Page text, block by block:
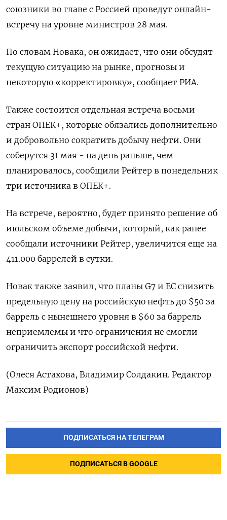
союзники во главе с Россией проведут онлайн-
встречу на уровне министров 28 мая.
По словам Новака, он ожидает, что они обсудят
текущую ситуацию на рынке, прогнозы и
некоторую «корректировку», сообщает РИА.
Также состоится отдельная встреча восьми
стран ОПЕК+, которые обязались дополнительно
и добровольно сократить добычу нефти. Они
соберутся 31 мая - на день раньше, чем
планировалось, сообщили Рейтер в понедельник
три источника в ОПЕК+.
На встрече, вероятно, будет принято решение об
июльском объеме добычи, который, как ранее
сообщали источники Рейтер, увеличится еще на
411.000 баррелей в сутки.
Новак также заявил, что планы G7 и ЕС снизить
предельную цену на российскую нефть до $50 за
баррель с нынешнего уровня в $60 за баррель
неприемлемы и что ограничения не смогли
ограничить экспорт российской нефти.
(Олеся Астахова, Владимир Солдакин. Редактор
Максим Родионов)
ПОДПИСАТЬСЯ НА ТЕЛЕГРАМ
ПОДПИСАТЬСЯ В GOOGLE